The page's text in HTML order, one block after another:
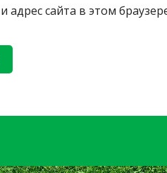
адрес сайта в этом